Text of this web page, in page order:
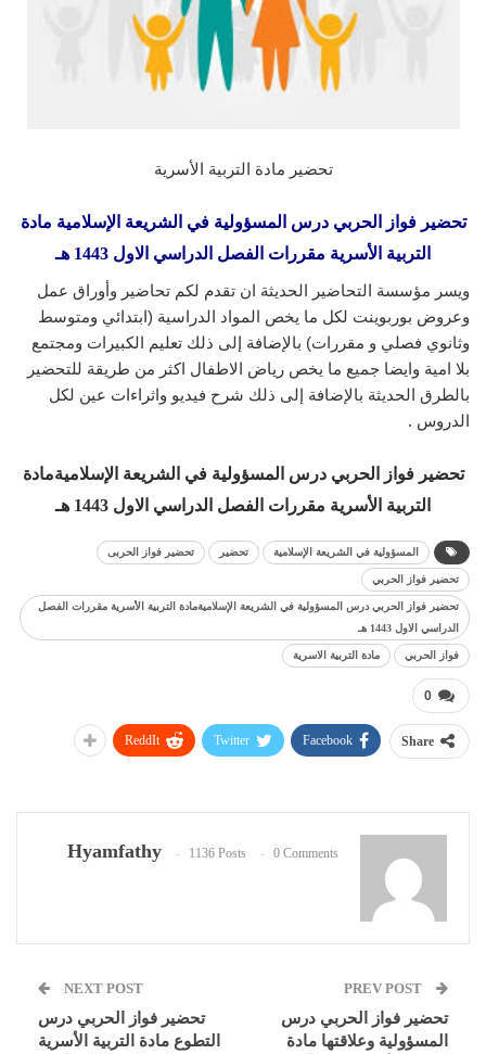
تحضير مادة التربية الأسرية
تحضير فواز الحربي درس المسؤولية في الشريعة الإسلامية مادة
التربية الأسرية مقررات الفصل الدراسي الاول 1443 هـ
ويسر مؤسسة التحاضير الحديثة ان تقدم لكم تحاضير وأوراق عمل
وعروض بوربوينت لكل ما يخص المواد الدراسية (ابتدائي ومتوسط
وثانوي فصلي و مقررات) بالإضافة إلى ذلك تعليم الكبيرات ومجتمع
بلا امية وايضا جميع ما يخص رياض الاطفال اكثر من طريقة للتحضير
بالطرق الحديثة بالإضافة إلى ذلك شرح فيديو واثراءات عين لكل
الدروس .
تحضير فواز الحربي درس المسؤولية في الشريعة الإسلاميةمادة
التربية الأسرية مقررات الفصل الدراسي الاول 1443 هـ
المسؤولية في الشريعة الإسلامية تحضير تحضير فواز الحربى
تحضير فواز الحربي
تحضير فواز الحربي درس المسؤولية في الشريعة الإسلاميةمادة التربية الأسرية مقررات الفصل
الدراسي الاول 1443 هـ
فواز الحربي مادة التربية الاسرية
0
Share
Facebook
Twitter
ReddIt
Hyamfathy 1136 Posts 0 Comments
تحضير فواز الحربي درس
المسؤولية وعلاقتها مادة
NEXT POST
تحضير فواز الحربي درس
التطوع مادة التربية الأسرية